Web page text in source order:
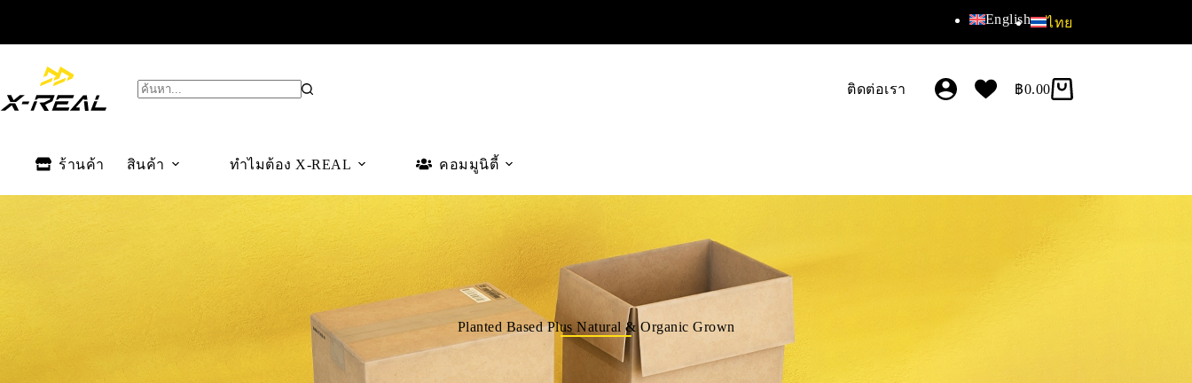
English ไทย
ติดต่อเรา ฿0.00
ร้านค้า สินค้า ทำไมต้อง X-REAL คอมมูนิตี้
Planted Based Plus Natural & Organic Grown